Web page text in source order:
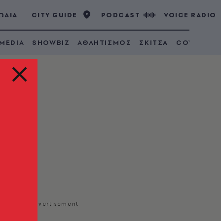
CITY GUIDE PODCAST VOICE RADIO
SHOWBIZ ΑΘΛΗΤΙΣΜΟΣ ΣΚΙΤΣΑ COVID 19